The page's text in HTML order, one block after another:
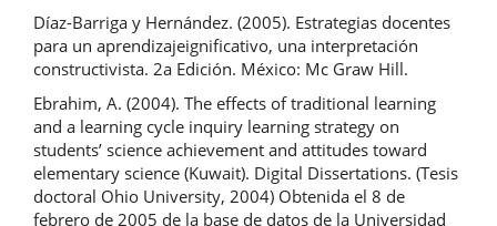
Díaz-Barriga y Hernández. (2005). Estrategias docentes
para un aprendizajeignificativo, una interpretación
constructivista. 2a Edición. México: Mc Graw Hill.
Ebrahim, A. (2004). The effects of traditional learning
and a learning cycle inquiry learning strategy on
students’ science achievement and attitudes toward
elementary science (Kuwait). Digital Dissertations. (Tesis
doctoral Ohio University, 2004) Obtenida el 8 de
febrero de 2005 de la base de datos de la Universidad